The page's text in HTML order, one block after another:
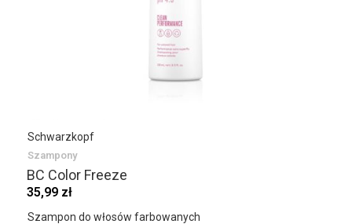
Schwarzkopf
Szampony
BC Color Freeze
35,99 zł
Szampon do włosów farbowanych